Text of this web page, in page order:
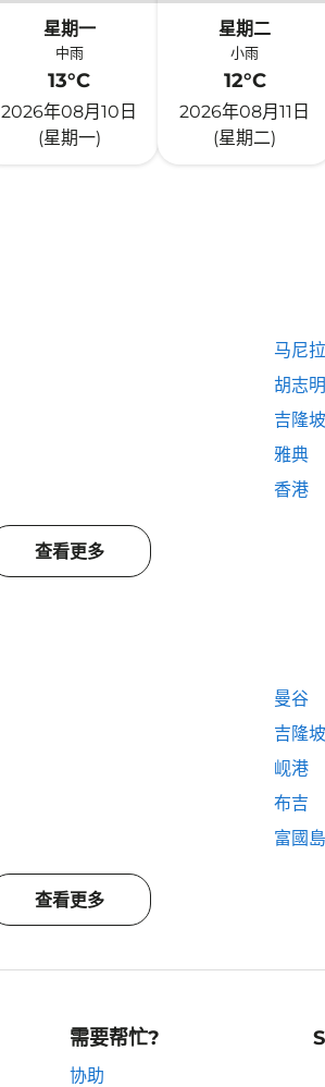
星期一
中雨
13°C
2026年08月10日
(星期一)
星期二
小雨
12°C
2026年08月11日
(星期二)
马尼拉
胡志明
吉隆坡
雅典
香港
查看更多
曼谷
吉隆坡
岘港
布吉
富國
查看更多
需要帮忙?
协助